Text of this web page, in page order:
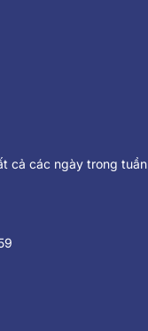
cả các ngày trong tuần